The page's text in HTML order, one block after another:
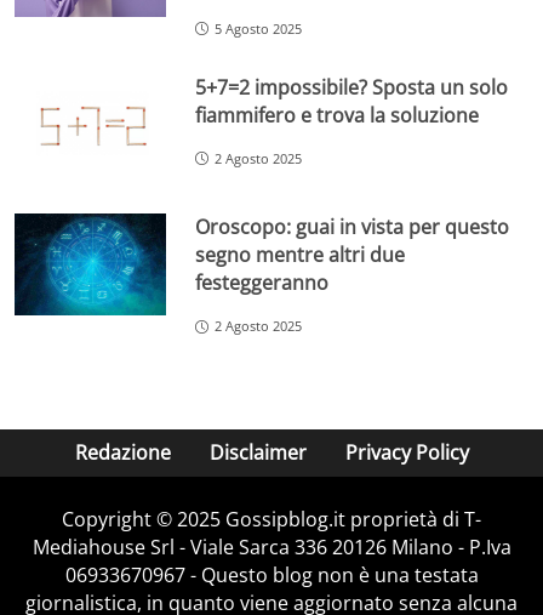
5 Agosto 2025
5+7=2 impossibile? Sposta un solo
fiammifero e trova la soluzione
2 Agosto 2025
Oroscopo: guai in vista per questo
segno mentre altri due
festeggeranno
2 Agosto 2025
Redazione Disclaimer Privacy Policy
Copyright © 2025 Gossipblog.it proprietà di T-
Mediahouse Srl - Viale Sarca 336 20126 Milano - P.Iva
06933670967 - Questo blog non è una testata
giornalistica, in quanto viene aggiornato senza alcuna